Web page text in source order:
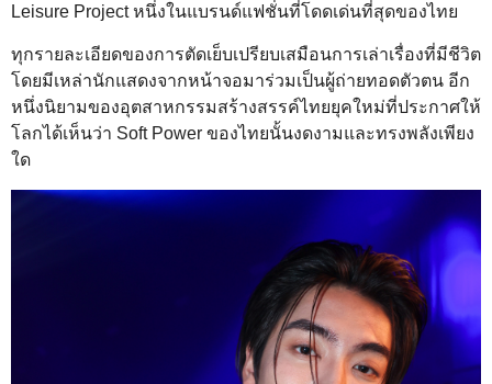
Leisure Project หนึ่งในแบรนด์แฟชั่นที่โดดเด่นที่สุดของไทย
ทุกรายละเอียดของการตัดเย็บเปรียบเสมือนการเล่าเรื่องที่มีชีวิต
โดยมีเหล่านักแสดงจากหน้าจอมาร่วมเป็นผู้ถ่ายทอดตัวตน อีก
หนึ่งนิยามของอุตสาหกรรมสร้างสรรค์ไทยยุคใหม่ที่ประกาศให้
โลกได้เห็นว่า Soft Power ของไทยนั้นงดงามและทรงพลังเพียง
ใด